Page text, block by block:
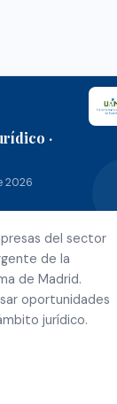
·
2026
del sector
de la
de Madrid.
oportunidades
jurídico.